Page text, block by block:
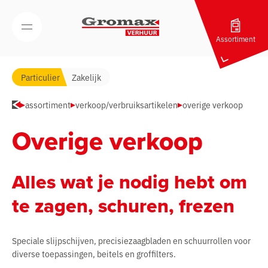
Open/Sluit mobiel menu
Assortiment
Particulier Zakelijk
assortiment verkoop/verbruiksartikelen overige verkoop
Overige verkoop
Alles wat je nodig hebt om
te zagen, schuren, frezen
Speciale slijpschijven, precisiezaagbladen en schuurrollen voor
diverse toepassingen, beitels en groffilters.